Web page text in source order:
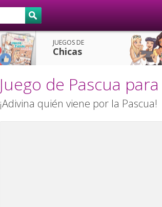
JUEGOS DE
Chicas
Juego de Pascua
¡Adivina quién viene por la Pascua!